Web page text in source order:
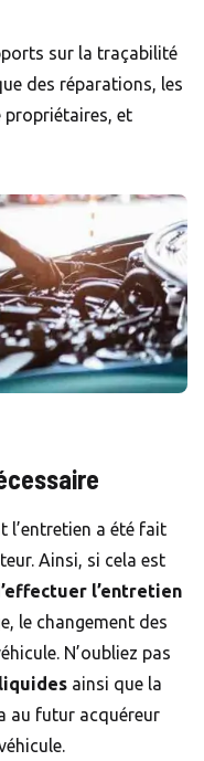
sur la traçabilité
des réparations, les
propriétaires, et
l’entretien a été fait
Ainsi, si cela est
l’entretien
le changement des
N’oubliez pas
ainsi que la
au futur acquéreur